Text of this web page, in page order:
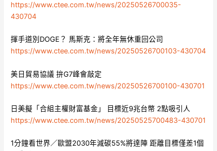
https://www.ctee.com.tw/news/20250526700035-
430704
揮手道別DOGE？ 馬斯克：將全年無休重回公司
https://www.ctee.com.tw/news/20250526700103-430704
美日貿易協議 拚G7峰會敲定
https://www.ctee.com.tw/news/20250526700100-430701
日美擬「合組主權財富基金」 目標近9兆台幣 2點吸引人
https://www.ctee.com.tw/news/20250525700483-430701
1分鐘看世界／歐盟2030年減碳55%將達陣 距離目標僅差1個